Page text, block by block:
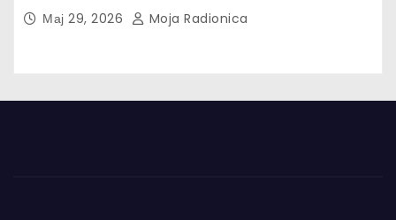
Мај 29, 2026 Moja Radionica